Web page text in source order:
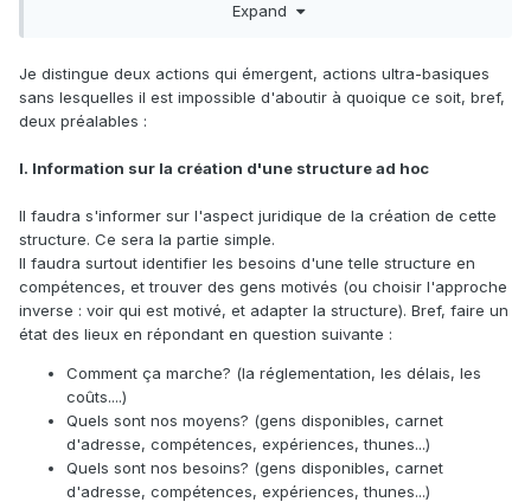
urgent d'abord est de fédérer l'ensemble des
indispensable, au moins pour le moment.
Une fois la structure établie, avec de faibles moyens
compenser en menant une machine de propagande
un outil extrêmement puissants (ce que le PLD n'a jamais
vraiment compris).
Expand
Je distingue deux actions qui émergent, actions ultra-basiques
sans lesquelles il est impossible d'aboutir à quoique ce soit, bref,
deux préalables :
I. Information sur la création d'une structure ad hoc
Il faudra s'informer sur l'aspect juridique de la création de cette
structure. Ce sera la partie simple.
Il faudra surtout identifier les besoins d'une telle structure en
compétences, et trouver des gens motivés (ou choisir l'approche
inverse : voir qui est motivé, et adapter la structure). Bref, faire un
état des lieux en répondant en question suivante :
Comment ça marche? (la réglementation, les délais, les
coûts....)
Quels sont nos moyens? (gens disponibles, carnet
d'adresse, compétences, expériences, thunes...)
Quels sont nos besoins? (gens disponibles, carnet
d'adresse, compétences, expériences, thunes...)